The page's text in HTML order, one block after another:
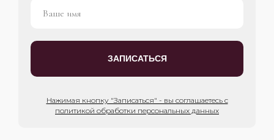
ЗАПИСАТЬСЯ
Нажимая кнопку "Записаться" - вы соглашаетесь с
политикой обработки персональных данных